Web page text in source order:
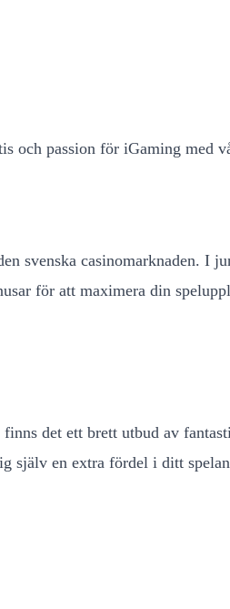
och passion för iGaming med
svenska casinomarknaden. I
för att maximera din
det ett brett utbud av
själv en extra fördel i ditt